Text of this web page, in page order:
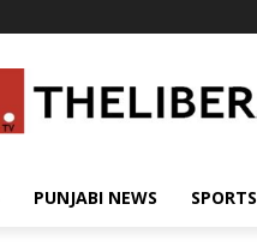
PUNJABI NEWS SPORTS